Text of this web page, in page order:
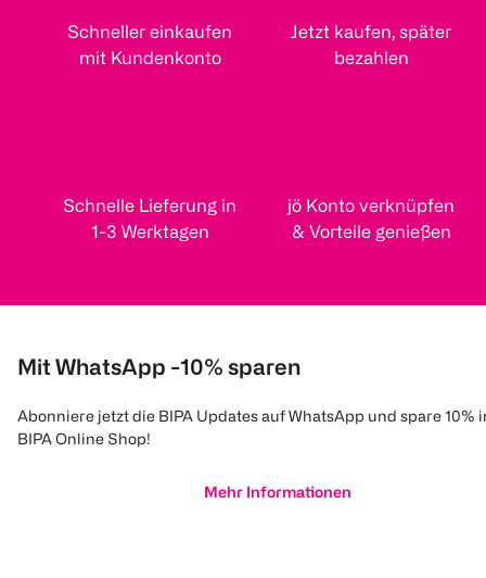
Schneller einkaufen
mit Kundenkonto
Jetzt kaufen, später
bezahlen
Schnelle Lieferung in
1-3 Werktagen
jö Konto verknüpfen
& Vorteile genießen
Mit WhatsApp -10% sparen
Abonniere jetzt die BIPA Updates auf WhatsApp und spare 10%
BIPA Online Shop!
Mehr Informationen